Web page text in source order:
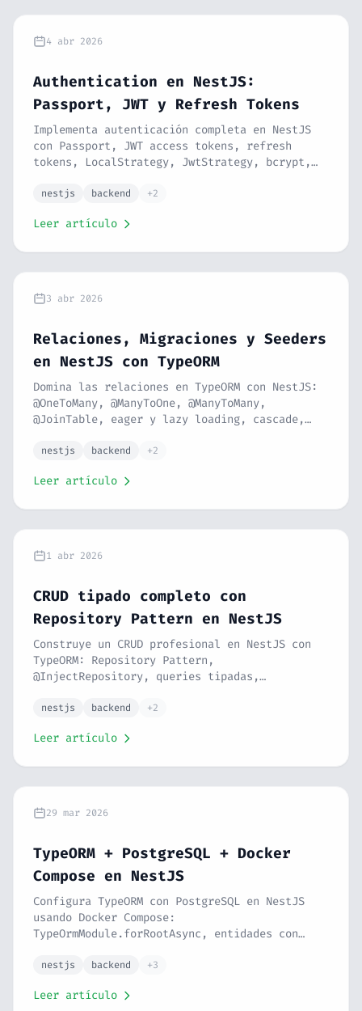
4 abr 2026
Authentication en NestJS:
Passport, JWT y Refresh Tokens
Implementa autenticación completa en NestJS
con Passport, JWT access tokens, refresh
tokens, LocalStrategy, JwtStrategy, bcrypt,
para tu API. Serie NestJS #10.
nestjs backend +2
Leer artículo
3 abr 2026
Relaciones, Migraciones y Seeders
en NestJS con TypeORM
Domina las relaciones en TypeORM con NestJS:
@OneToMany, @ManyToOne, @ManyToMany,
@JoinTable, eager y lazy loading, cascade,
config y seeders tipados. Serie NestJS #9.
nestjs backend +2
Leer artículo
1 abr 2026
CRUD tipado completo con
Repository Pattern en NestJS
Construye un CRUD profesional en NestJS con
TypeORM: Repository Pattern,
@InjectRepository, queries tipadas,
transacciones con QueryRunner y respuestas
nestjs backend +2
Leer artículo
29 mar 2026
TypeORM + PostgreSQL + Docker
Compose en NestJS
Configura TypeORM con PostgreSQL en NestJS
usando Docker Compose:
TypeOrmModule.forRootAsync, entidades con
tipos de columna, índices, @nestjs/config y
nestjs backend +3
Leer artículo